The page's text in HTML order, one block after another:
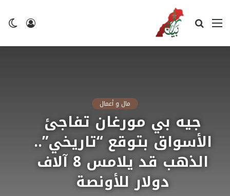
تسجيل
القائمة بحث
مال و أعمال
جيه بي مورغان تفاجئ
الأسواق بتوقع “تاريخي”..
الذهب قد يلامس 8 آلاف
دولار للأونصة